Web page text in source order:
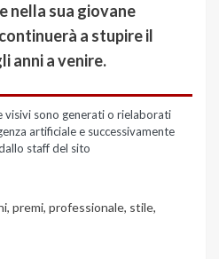
nella sua giovane
a stupire il
anni a venire.
visivi sono generati o rielaborati
artificiale e successivamente
staff del sito
, premi, professionale, stile,